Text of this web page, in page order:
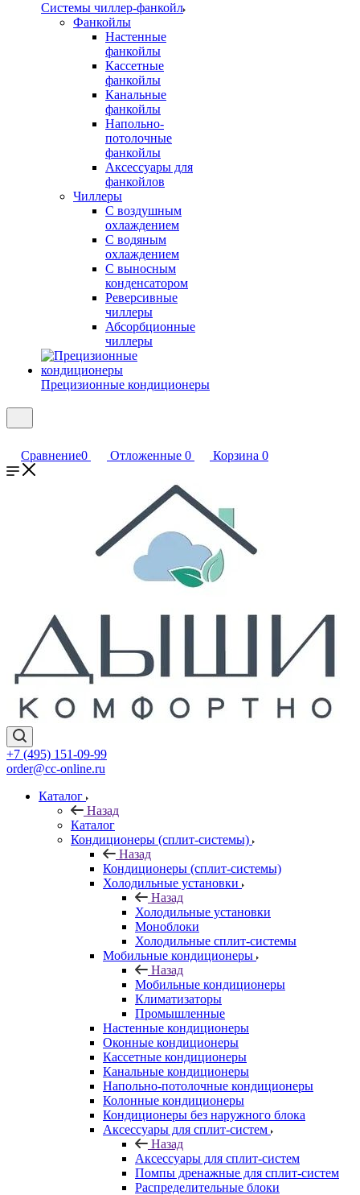
Системы чиллер-фанкойл
Фанкойлы
Настенные
фанкойлы
Кассетные
фанкойлы
Канальные
фанкойлы
Напольно-
потолочные
фанкойлы
Аксессуары для
фанкойлов
Чиллеры
С воздушным
охлаждением
С водяным
охлаждением
С выносным
конденсатором
Реверсивные
чиллеры
Абсорбционные
чиллеры
Прецизионные кондиционеры
Сравнение0 Отложенные 0 Корзина 0
+7 (495) 151-09-99
order@cc-online.ru
Каталог
Назад
Каталог
Кондиционеры (сплит-системы)
Назад
Кондиционеры (сплит-системы)
Холодильные установки
Назад
Холодильные установки
Моноблоки
Холодильные сплит-системы
Мобильные кондиционеры
Назад
Мобильные кондиционеры
Климатизаторы
Промышленные
Настенные кондиционеры
Оконные кондиционеры
Кассетные кондиционеры
Канальные кондиционеры
Напольно-потолочные кондиционеры
Колонные кондиционеры
Кондиционеры без наружного блока
Аксессуары для сплит-систем
Назад
Аксессуары для сплит-систем
Помпы дренажные для сплит-систем
Распределительные блоки